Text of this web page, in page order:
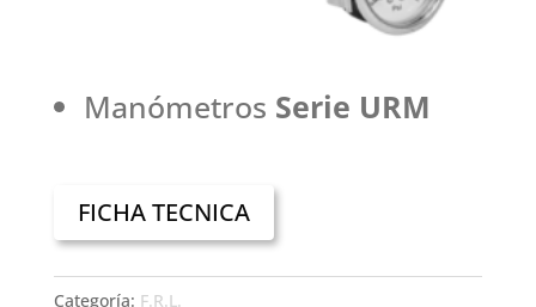
Manómetros Serie URM
FICHA TECNICA
Categoría: F.R.L.